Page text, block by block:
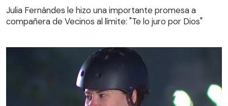
compañera de Vecinos al límite: "Te lo juro por Dios"
Julia Fernándes le hizo una importante promesa a
compañera de Vecinos al límite: "Te lo juro por Dios"